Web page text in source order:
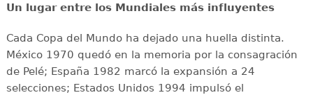
Un lugar entre los Mundiales más influyentes
Cada Copa del Mundo ha dejado una huella distinta.
México 1970 quedó en la memoria por la consagración
de Pelé; España 1982 marcó la expansión a 24
selecciones; Estados Unidos 1994 impulsó el